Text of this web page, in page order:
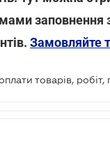
заповнення
Замовляйте